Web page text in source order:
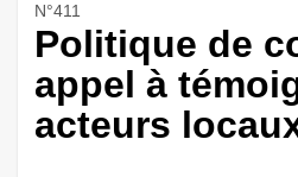
N°411
Politique de
appel à
acteurs